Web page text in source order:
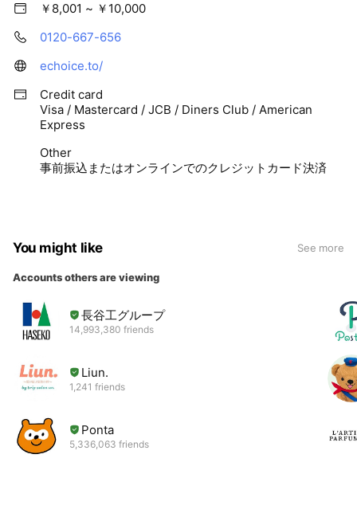
￥8,001 ~ ￥10,000
0120-667-656
echoice.to/
Credit card
Visa / Mastercard / JCB / Diners Club / American
Express
Other
事前振込またはオンラインでのクレジットカード決済
You might like See more
Accounts others are viewing
長谷工グループ
14,993,380 friends
Liun.
1,241 friends
Ponta
5,336,063 friends